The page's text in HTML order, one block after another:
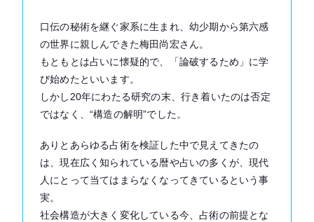
口伝の秘術を継ぐ家系に生まれ、幼少期から第六感
の世界に親しんできた梅田尚宏さん。
もともとは占いに懐疑的で、「論破するため」に学
び始めたといいます。
しかし20年にわたる研究の末、行き着いたのは否定
ではなく、“構造の解明”でした。
ありとあらゆる占術を検証した中で見えてきたの
は、現在広く知られている暦や占いの多くが、現代
人にとって当てはまらなくなってきているという事
実。
社会構造が大きく変化している今、占術の前提とな